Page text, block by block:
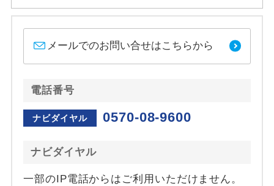
メールでのお問い合せはこちらから
電話番号
ナビダイヤル 0570-08-9600
ナビダイヤル
一部のIP電話からはご利用いただけません。